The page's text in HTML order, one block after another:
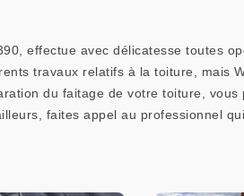
effectue avec délicatesse toutes
travaux relatifs à la toiture, mais
du faitage de votre toiture,
faites appel au professionnel